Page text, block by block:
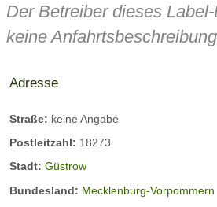
Der Betreiber dieses
keine
Adresse
Straße: keine Angabe
Postleitzahl: 18273
Stadt: Güstrow
Bundesland: Mecklenburg-Vorpommern